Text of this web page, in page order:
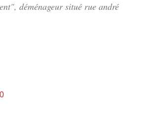
déménageur situé rue andré